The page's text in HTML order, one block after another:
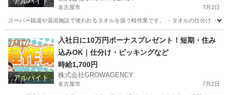
名古屋市 7月2日
スーパー銭湯や温浴施設で使われるタオルを扱う軽作業です。 ・タオルの仕分け ・
工場 時給
アルバイト
入社日に10万円ボーナスプレゼント！短期・住み
込みOK｜仕分け・ピッキングなど
時給1,700円
株式会社GROWAGENCY
名古屋市 7月2日